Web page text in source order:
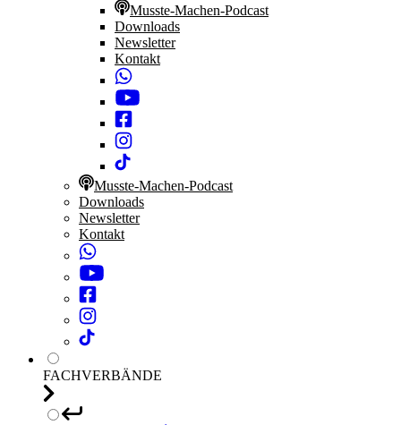
Musste-Machen-Podcast
Downloads
Newsletter
Kontakt
Musste-Machen-Podcast
Downloads
Newsletter
Kontakt
FACHVERBÄNDE